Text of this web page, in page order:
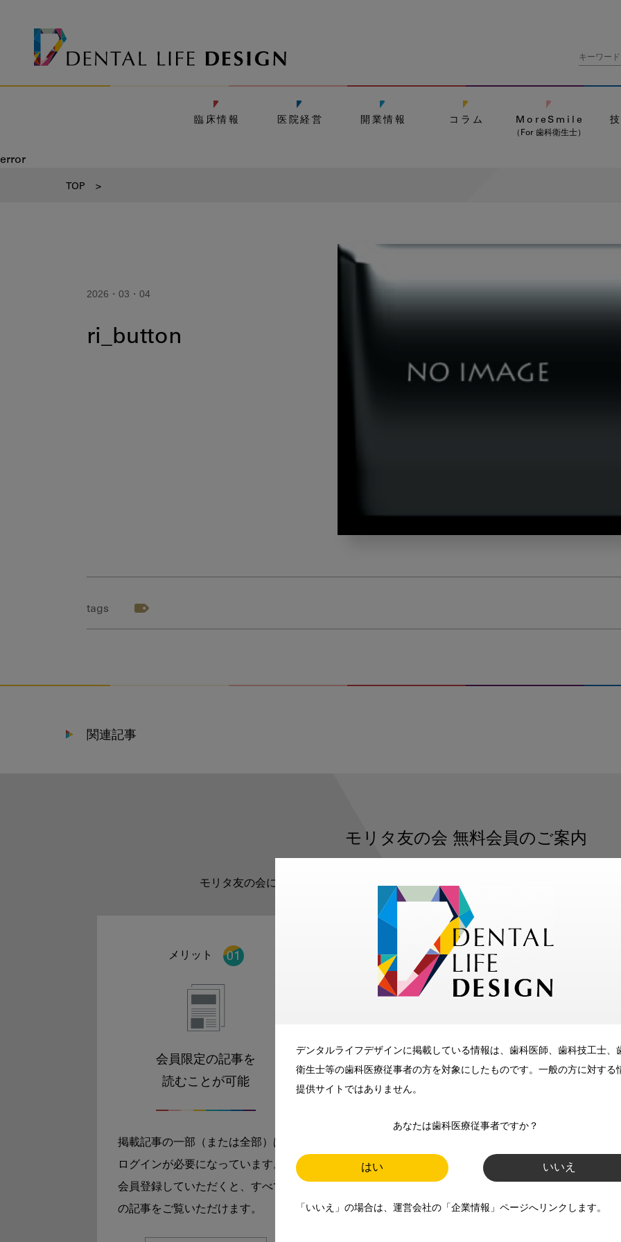
デンタルライフデザインに掲載している情報は、歯科医師、歯科技工士、
衛生士等の歯科医療従事者の方を対象にしたものです。一般の方に対する
提供サイトではありません。
あなたは歯科医療従事者ですか？
はい いいえ
「いいえ」の場合は、運営会社の「企業情報」ページへリンクします。
臨床情報 医院経営 開業情報 コラム MoreSmile
（For 歯科衛生士）
error
TOP >
2026・03・04
ri_button
tags
関連記事
モリタ友の会 無料会員のご案内
モリタ友の会に登録いただくと、デンタルライフデザインをもっと便利にご利用い
メリット
会員限定の記事を
読むことが可能
掲載記事の一部（または全部）は
ログインが必要になっています。
会員登録していただくと、すべて
の記事をご覧いただけます。
メリット
メールマガジンでお届け
師、歯科衛生士、歯科技工士）に
お届けします。